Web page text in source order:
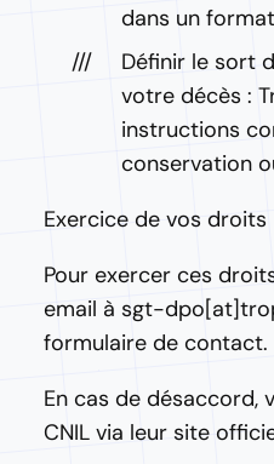
dans un
Définir le sort
votre décès :
instructions
conservation
Exercice de vos droits
Pour exercer ces
email à sgt-
formulaire de contact.
En cas de désaccord,
CNIL via leur site